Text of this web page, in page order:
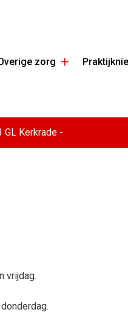
zorg
Overige
GL Kerkrade -
vrijdag.